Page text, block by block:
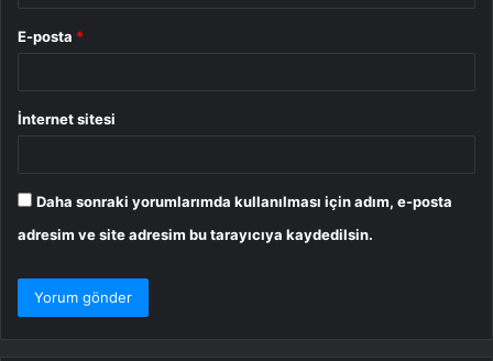
E-posta *
İnternet sitesi
Daha sonraki yorumlarımda kullanılması için adım, e-posta
adresim ve site adresim bu tarayıcıya kaydedilsin.